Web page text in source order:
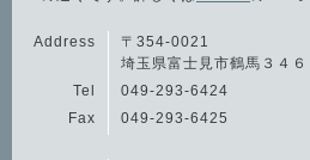
Address
〒354-0021
埼玉県富士見市鶴馬３４６
Tel
049-293-6424
Fax
049-293-6425